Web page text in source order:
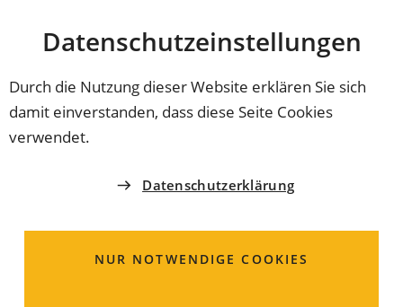
Datenschutz­einstellungen
Durch die Nutzung dieser Website erklären Sie sich
damit einverstanden, dass diese Seite Cookies
verwendet.
Datenschutzerklärung
NUR NOTWENDIGE COOKIES
INHALT ANSPRINGEN
Coburg
Kultur künftig sichtbarer, vernetzter und noch